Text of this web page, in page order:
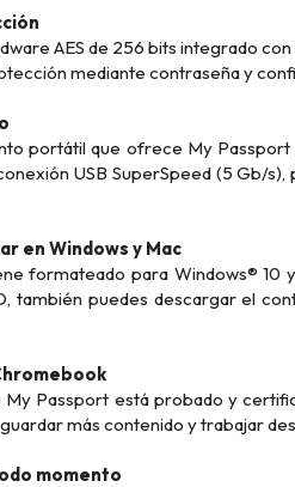
AES de 256 bits integrado
mediante contraseña y
portátil que ofrece My
USB SuperSpeed (5 Gb/
en Windows y Mac
formateado para Windows®
también puedes descargar el
Passport está probado y
más contenido y trabajar
momento